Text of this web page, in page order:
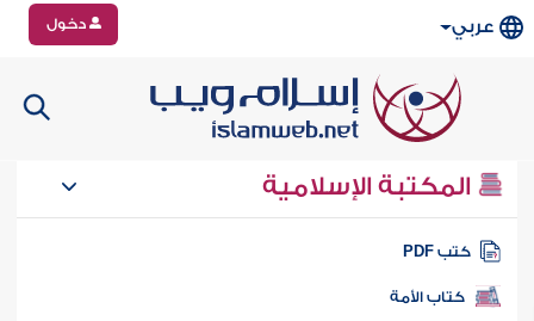
عربي دخول
المكتبة الإسلامية
كتب PDF